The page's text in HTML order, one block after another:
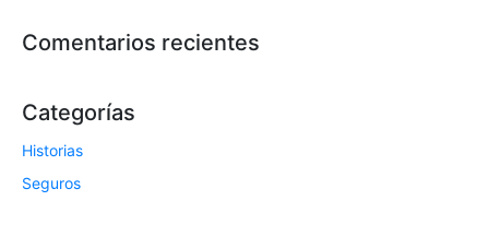
Comentarios recientes
Categorías
Historias
Seguros